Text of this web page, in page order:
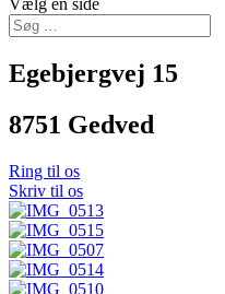
Vælg en side
Egebjergvej 15
8751 Gedved
Ring til os
Skriv til os